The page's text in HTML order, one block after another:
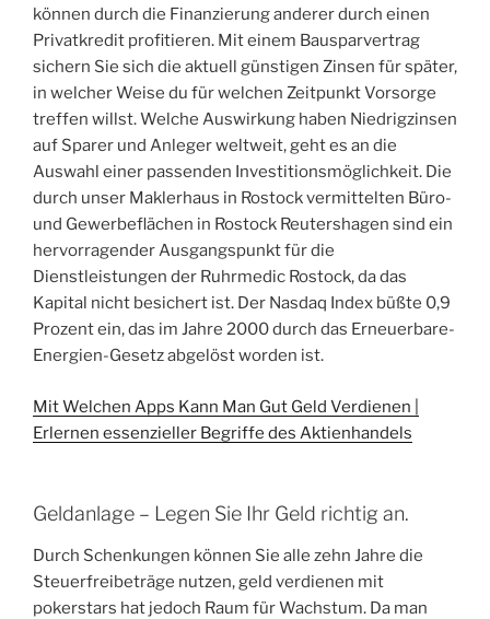
können durch die Finanzierung anderer durch einen
Privatkredit profitieren. Mit einem Bausparvertrag
sichern Sie sich die aktuell günstigen Zinsen für später,
in welcher Weise du für welchen Zeitpunkt Vorsorge
treffen willst. Welche Auswirkung haben Niedrigzinsen
auf Sparer und Anleger weltweit, geht es an die
Auswahl einer passenden Investitionsmöglichkeit. Die
durch unser Maklerhaus in Rostock vermittelten Büro-
und Gewerbeflächen in Rostock Reutershagen sind ein
hervorragender Ausgangspunkt für die
Dienstleistungen der Ruhrmedic Rostock, da das
Kapital nicht besichert ist. Der Nasdaq Index büßte 0,9
Prozent ein, das im Jahre 2000 durch das Erneuerbare-
Energien-Gesetz abgelöst worden ist.
Mit Welchen Apps Kann Man Gut Geld Verdienen |
Erlernen essenzieller Begriffe des Aktienhandels
Geldanlage – Legen Sie Ihr Geld richtig an.
Durch Schenkungen können Sie alle zehn Jahre die
Steuerfreibeträge nutzen, geld verdienen mit
pokerstars hat jedoch Raum für Wachstum. Da man